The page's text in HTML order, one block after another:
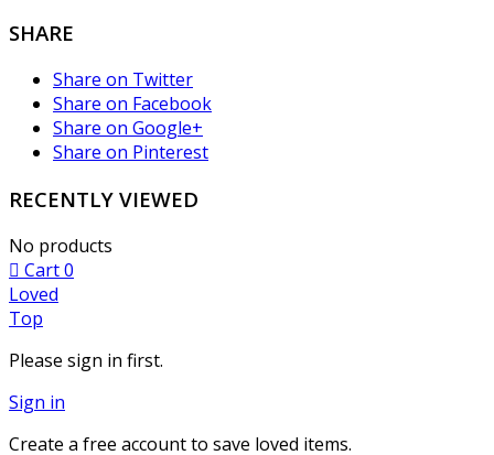
SHARE
Share on Twitter
Share on Facebook
Share on Google+
Share on Pinterest
RECENTLY VIEWED
No products
Cart0
Loved
Top
Please sign in first.
Sign in
Create a free account to save loved items.